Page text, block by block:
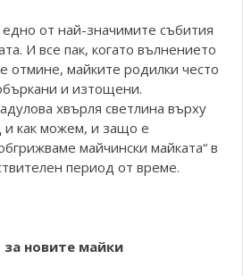
от най-значимите събития
И все пак, когато вълнението
отмине, майките родилки често
и изтощени.
хвърля светлина върху
как можем, и защо е
майчински майката“ в
период от време.
новите майки